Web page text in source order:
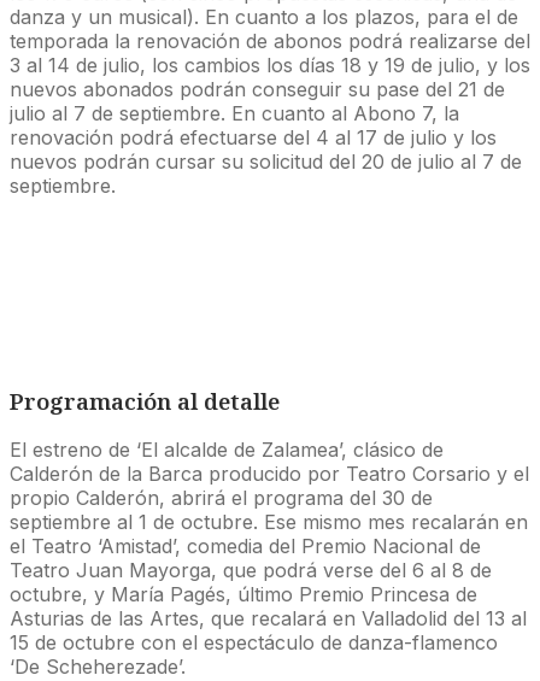
danza y un musical). En cuanto a los plazos, para el de
temporada la renovación de abonos podrá realizarse del
3 al 14 de julio, los cambios los días 18 y 19 de julio, y los
nuevos abonados podrán conseguir su pase del 21 de
julio al 7 de septiembre. En cuanto al Abono 7, la
renovación podrá efectuarse del 4 al 17 de julio y los
nuevos podrán cursar su solicitud del 20 de julio al 7 de
septiembre.
Programación al detalle
El estreno de ‘El alcalde de Zalamea’, clásico de
Calderón de la Barca producido por Teatro Corsario y el
propio Calderón, abrirá el programa del 30 de
septiembre al 1 de octubre. Ese mismo mes recalarán en
el Teatro ‘Amistad’, comedia del Premio Nacional de
Teatro Juan Mayorga, que podrá verse del 6 al 8 de
octubre, y María Pagés, último Premio Princesa de
Asturias de las Artes, que recalará en Valladolid del 13 al
15 de octubre con el espectáculo de danza-flamenco
‘De Scheherezade’.